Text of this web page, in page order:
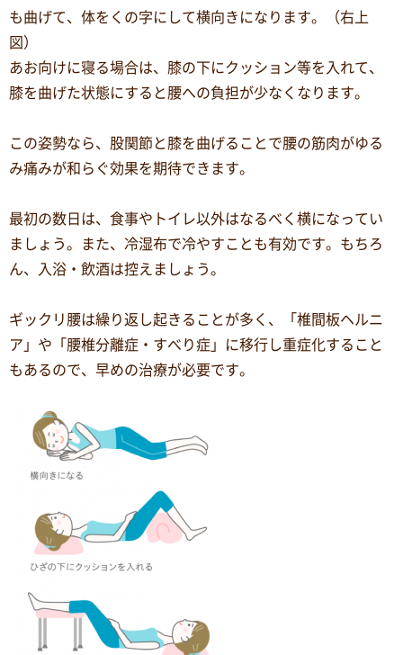
も曲げて、体をくの字にして横向きになります。（右上
図）
あお向けに寝る場合は、膝の下にクッション等を入れて、
膝を曲げた状態にすると腰への負担が少なくなります。
この姿勢なら、股関節と膝を曲げることで腰の筋肉がゆる
み痛みが和らぐ効果を期待できます。
最初の数日は、食事やトイレ以外はなるべく横になってい
ましょう。また、冷湿布で冷やすことも有効です。もちろ
ん、入浴・飲酒は控えましょう。
ギックリ腰は繰り返し起きることが多く、「椎間板ヘルニ
ア」や「腰椎分離症・すべり症」に移行し重症化すること
もあるので、早めの治療が必要です。